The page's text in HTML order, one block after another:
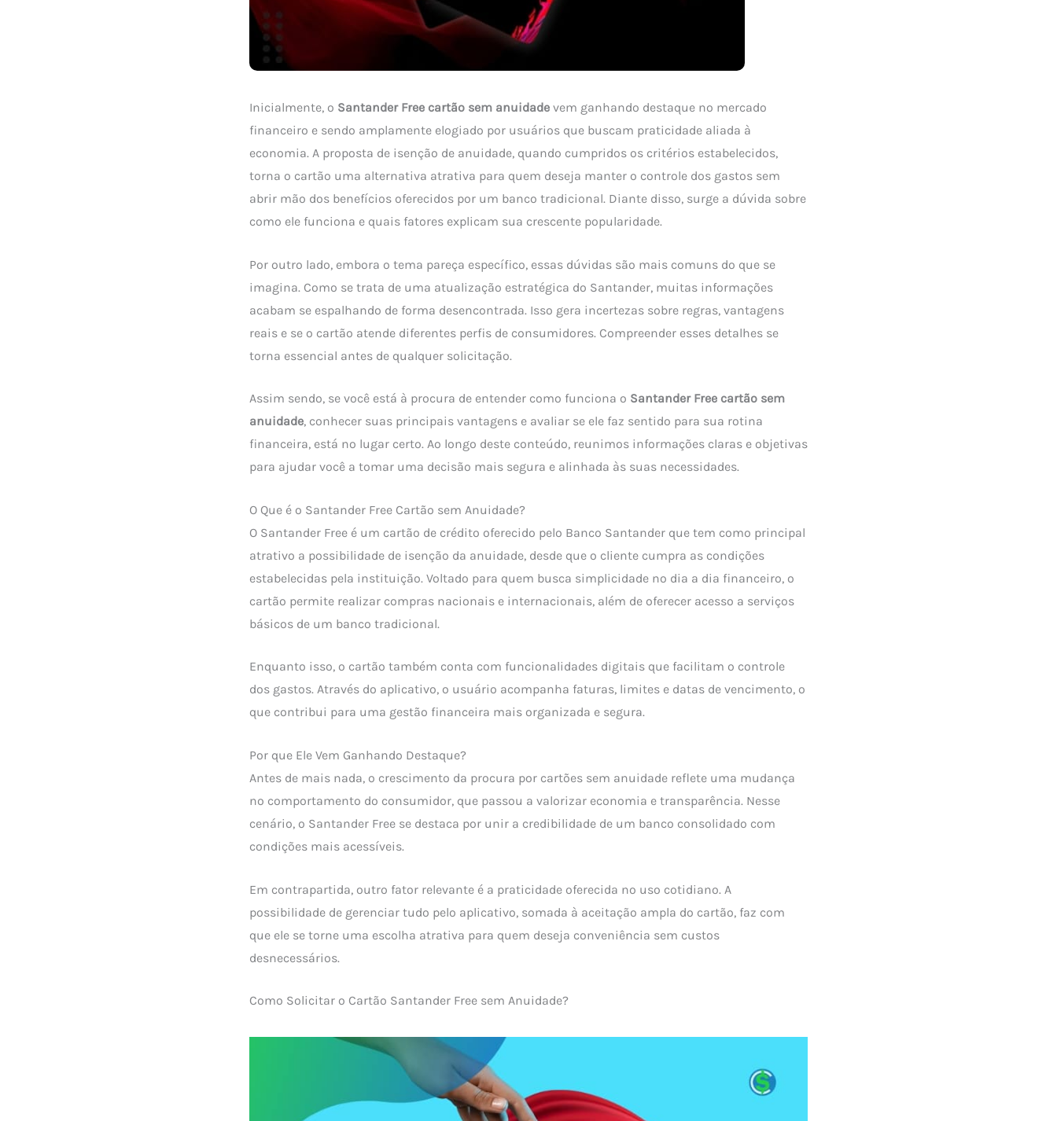
Inicialmente, o Santander Free cartão sem anuidade vem ganhando destaque no mercado
financeiro e sendo amplamente elogiado por usuários que buscam praticidade aliada à
economia. A proposta de isenção de anuidade, quando cumpridos os critérios estabelecidos,
torna o cartão uma alternativa atrativa para quem deseja manter o controle dos gastos sem
abrir mão dos benefícios oferecidos por um banco tradicional. Diante disso, surge a dúvida sobre
como ele funciona e quais fatores explicam sua crescente popularidade.
Por outro lado, embora o tema pareça específico, essas dúvidas são mais comuns do que se
imagina. Como se trata de uma atualização estratégica do Santander, muitas informações
acabam se espalhando de forma desencontrada. Isso gera incertezas sobre regras, vantagens
reais e se o cartão atende diferentes perfis de consumidores. Compreender esses detalhes se
torna essencial antes de qualquer solicitação.
Assim sendo, se você está à procura de entender como funciona o Santander Free cartão sem
anuidade, conhecer suas principais vantagens e avaliar se ele faz sentido para sua rotina
financeira, está no lugar certo. Ao longo deste conteúdo, reunimos informações claras e objetivas
para ajudar você a tomar uma decisão mais segura e alinhada às suas necessidades.
O Que é o Santander Free Cartão sem Anuidade?
O Santander Free é um cartão de crédito oferecido pelo Banco Santander que tem como principal
atrativo a possibilidade de isenção da anuidade, desde que o cliente cumpra as condições
estabelecidas pela instituição. Voltado para quem busca simplicidade no dia a dia financeiro, o
cartão permite realizar compras nacionais e internacionais, além de oferecer acesso a serviços
básicos de um banco tradicional.
Enquanto isso, o cartão também conta com funcionalidades digitais que facilitam o controle
dos gastos. Através do aplicativo, o usuário acompanha faturas, limites e datas de vencimento, o
que contribui para uma gestão financeira mais organizada e segura.
Por que Ele Vem Ganhando Destaque?
Antes de mais nada, o crescimento da procura por cartões sem anuidade reflete uma mudança
no comportamento do consumidor, que passou a valorizar economia e transparência. Nesse
cenário, o Santander Free se destaca por unir a credibilidade de um banco consolidado com
condições mais acessíveis.
Em contrapartida, outro fator relevante é a praticidade oferecida no uso cotidiano. A
possibilidade de gerenciar tudo pelo aplicativo, somada à aceitação ampla do cartão, faz com
que ele se torne uma escolha atrativa para quem deseja conveniência sem custos
desnecessários.
Como Solicitar o Cartão Santander Free sem Anuidade?